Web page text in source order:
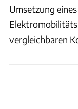
Umsetzung
vergleichbaren